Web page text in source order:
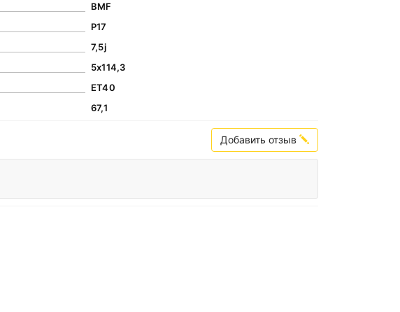
BMF
Р17
7,5j
5х114,3
ЕТ40
67,1
Добавить отзыв